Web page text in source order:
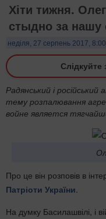
Хіти тижня.
стыдно за нашу
неділя, 27 серпень 2017, 8:00
Слідкуйте
Радянський і
тему розпалювання
войне является
Про це він розповів в
Патріоти України.
На думку Басилашвілі, і